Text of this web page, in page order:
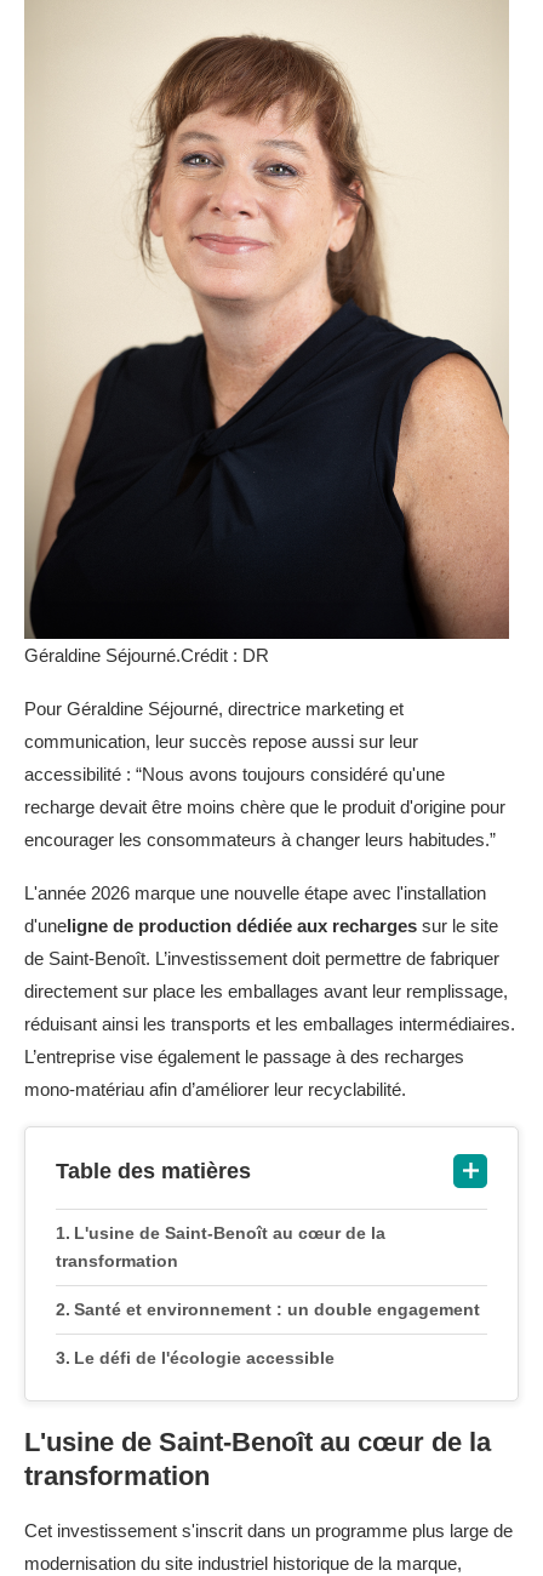
Géraldine Séjourné.Crédit : DR
Pour Géraldine Séjourné, directrice marketing et
communication, leur succès repose aussi sur leur
accessibilité : “Nous avons toujours considéré qu'une
recharge devait être moins chère que le produit d'origine pour
encourager les consommateurs à changer leurs habitudes.”
L'année 2026 marque une nouvelle étape avec l'installation
d'uneligne de production dédiée aux recharges sur le site
de Saint-Benoît. L’investissement doit permettre de fabriquer
directement sur place les emballages avant leur remplissage,
réduisant ainsi les transports et les emballages intermédiaires.
L’entreprise vise également le passage à des recharges
mono-matériau afin d’améliorer leur recyclabilité.
Table des matières
L'usine de Saint-Benoît au cœur de la
transformation
Santé et environnement : un double engagement
Le défi de l'écologie accessible
L'usine de Saint-Benoît au cœur de la
transformation
Cet investissement s'inscrit dans un programme plus large de
modernisation du site industriel historique de la marque,